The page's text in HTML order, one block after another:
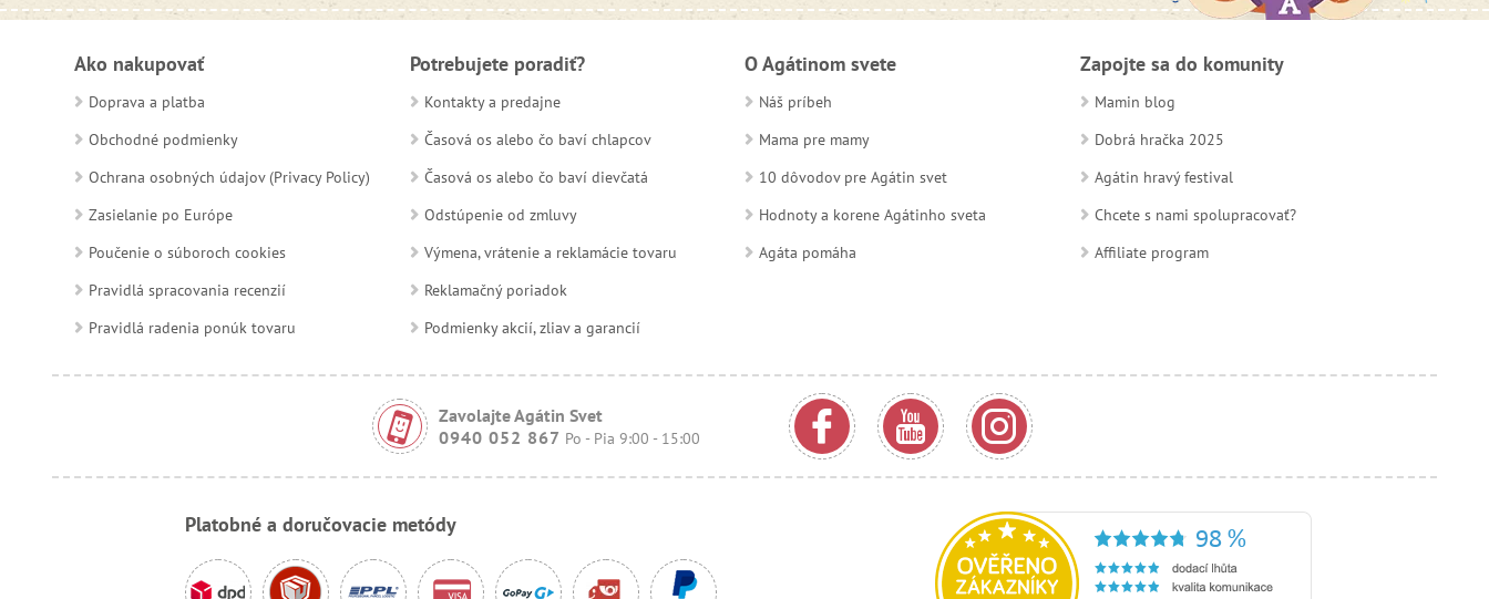
Ako nakupovať
Doprava a platba
Obchodné podmienky
Ochrana osobných údajov (Privacy Policy)
Zasielanie po Európe
Poučenie o súboroch cookies
Pravidlá spracovania recenzií
Pravidlá radenia ponúk tovaru
Potrebujete poradiť?
Kontakty a predajne
Časová os alebo čo baví chlapcov
Časová os alebo čo baví dievčatá
Odstúpenie od zmluvy
Výmena, vrátenie a reklamácie tovaru
Reklamačný poriadok
Podmienky akcií, zliav a garancií
O Agátinom svete
Náš príbeh
Mama pre mamy
10 dôvodov pre Agátin svet
Hodnoty a korene Agátinho sveta
Agáta pomáha
Zapojte sa do komunity
Mamin blog
Dobrá hračka 2025
Agátin hravý festival
Chcete s nami spolupracovať?
Affiliate program
Zavolajte Agátin Svet
0940 052 867 Po - Pia 9:00 - 15:00
Platobné a doručovacie metódy